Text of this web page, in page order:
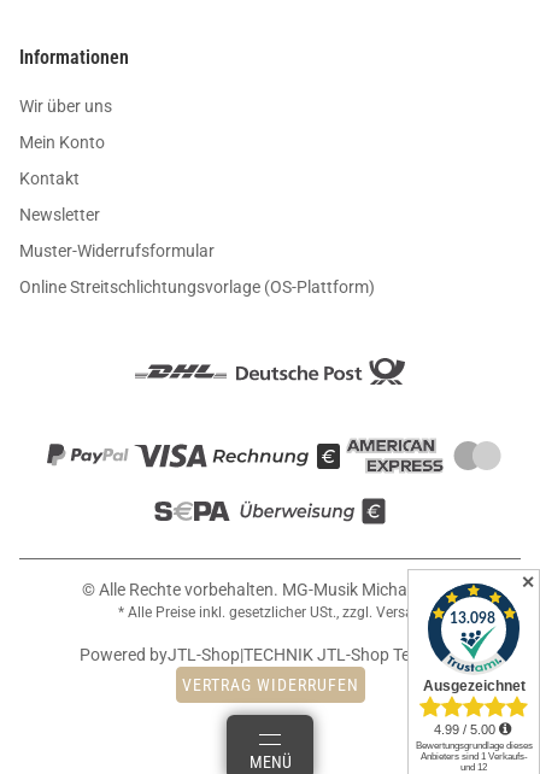
Informationen
Wir über uns
Mein Konto
Kontakt
Newsletter
Muster-Widerrufsformular
Online Streitschlichtungsvorlage (OS-Plattform)
© Alle Rechte vorbehalten. MG-Musik Michael Girin
* Alle Preise inkl. gesetzlicher USt., zzgl. Versand
Powered byJTL-Shop|TECHNIK JTL-Shop Template
VERTRAG WIDERRUFEN
MENÜ
✕